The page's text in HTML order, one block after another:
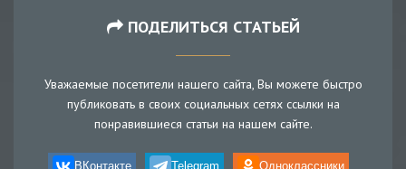
ПОДЕЛИТЬСЯ СТАТЬЕЙ
Уважаемые посетители нашего сайта, Вы можете быстро
публиковать в своих социальных сетях ссылки на
понравившиеся статьи на нашем сайте.
ВКонтакте Telegram Одноклассники